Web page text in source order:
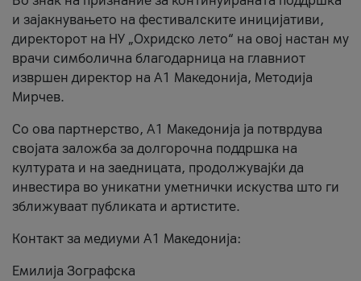
и зајакнувањето на фестивалските иницијативи,
директорот на НУ „Охридско лето“ на овој настан му
врачи симболична благодарница на главниот
извршен директор на A1 Македонија, Методија
Мирчев.
Со ова партнерство, A1 Македонија ја потврдува
својата заложба за долгорочна поддршка на
културата и на заедницата, продолжувајќи да
инвестира во уникатни уметнички искуства што ги
зближуваат публиката и артистите.
Контакт за медиуми А1 Македонија:
Емилија Зографска